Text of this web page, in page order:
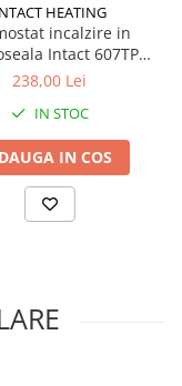
HEATING
incalzire in
Intact 607TP
16A/230V
238,00 Lei
IN STOC
IN COS